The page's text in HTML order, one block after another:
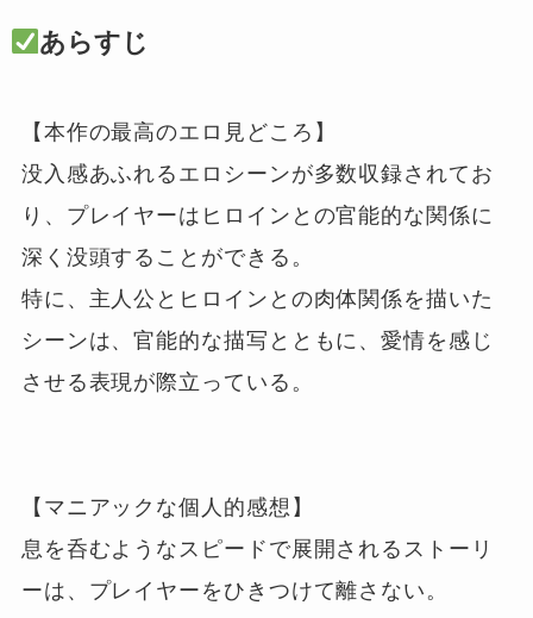
あらすじ
【本作の最高のエロ見どころ】
没入感あふれるエロシーンが多数収録されてお
り、プレイヤーはヒロインとの官能的な関係に
深く没頭することができる。
特に、主人公とヒロインとの肉体関係を描いた
シーンは、官能的な描写とともに、愛情を感じ
させる表現が際立っている。
【マニアックな個人的感想】
息を呑むようなスピードで展開されるストーリ
ーは、プレイヤーをひきつけて離さない。